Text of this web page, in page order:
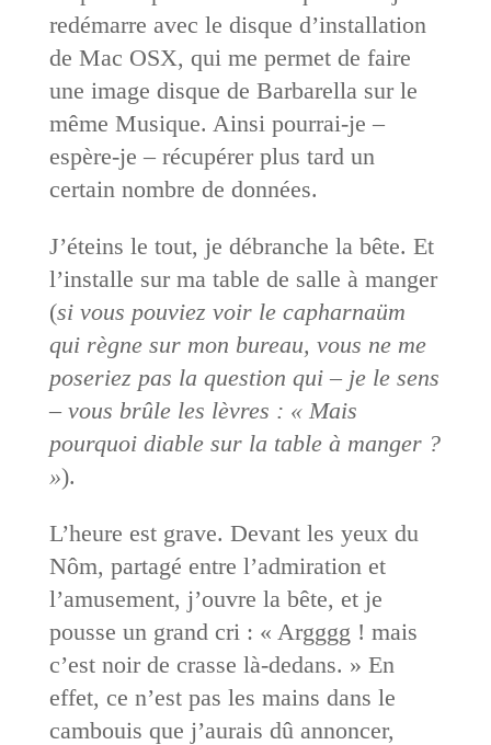
redémarre avec le disque d’installation
de Mac OSX, qui me permet de faire
une image disque de Barbarella sur le
même Musique. Ainsi pourrai-je –
espère-je – récupérer plus tard un
certain nombre de données.
J’éteins le tout, je débranche la bête. Et
l’installe sur ma table de salle à manger
(si vous pouviez voir le capharnaüm
qui règne sur mon bureau, vous ne me
poseriez pas la question qui – je le sens
– vous brûle les lèvres : « Mais
pourquoi diable sur la table à manger ?
»).
L’heure est grave. Devant les yeux du
Nôm, partagé entre l’admiration et
l’amusement, j’ouvre la bête, et je
pousse un grand cri : « Argggg ! mais
c’est noir de crasse là-dedans. » En
effet, ce n’est pas les mains dans le
cambouis que j’aurais dû annoncer,